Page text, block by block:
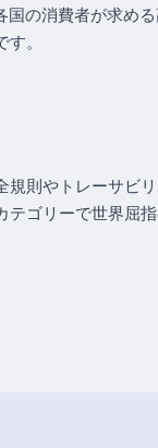
の消費者が求め
。
規則やトレーサビ
テゴリーで世界屈